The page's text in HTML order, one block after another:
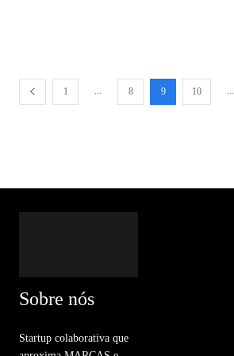
1 ... 8 9 10 ...
Sobre nós
Startup colaborativa que